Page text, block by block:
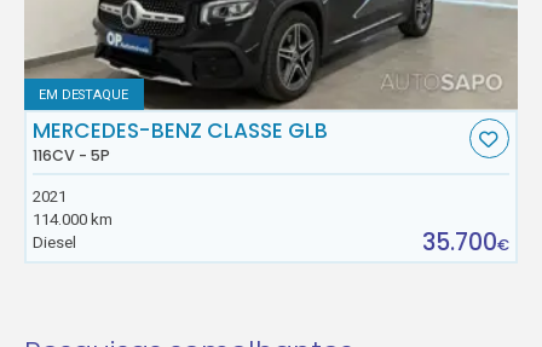
EM DESTAQUE
MERCEDES-BENZ CLASSE GLB
116CV - 5P
2021
114.000 km
Diesel
35.700€